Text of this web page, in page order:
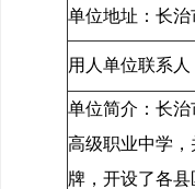
单位地址
用人单位
单位简介：长
高级职业中学，
牌，开设了各